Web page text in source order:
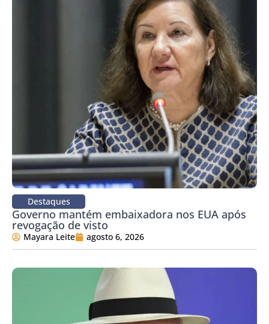
Destaques
Governo mantém embaixadora nos EUA após
revogação de visto
Mayara Leite agosto 6, 2026